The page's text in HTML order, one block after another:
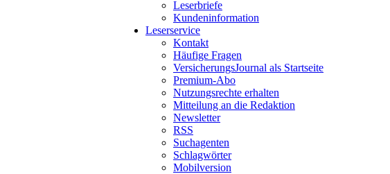
Leserbriefe
Kundeninformation
Leserservice
Kontakt
Häufige Fragen
VersicherungsJournal als Startseite
Premium-Abo
Nutzungsrechte erhalten
Mitteilung an die Redaktion
Newsletter
RSS
Suchagenten
Schlagwörter
Mobilversion